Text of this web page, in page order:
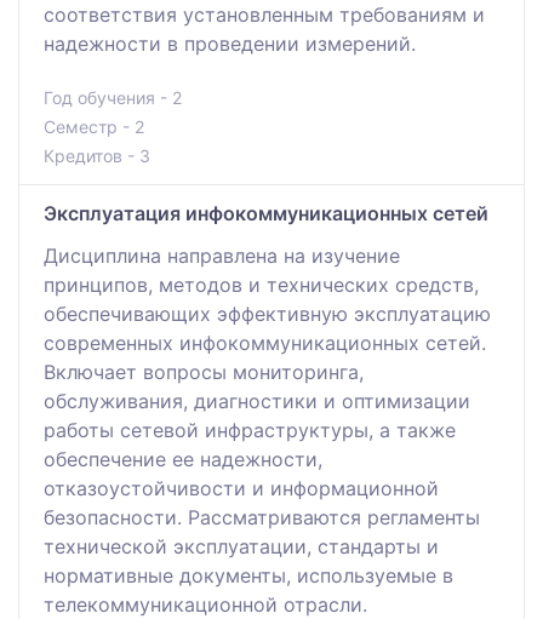
соответствия установленным требованиям и
надежности в проведении измерений.
Год обучения - 2
Семестр - 2
Кредитов - 3
Эксплуатация инфокоммуникационных сетей
Дисциплина направлена на изучение
принципов, методов и технических средств,
обеспечивающих эффективную эксплуатацию
современных инфокоммуникационных сетей.
Включает вопросы мониторинга,
обслуживания, диагностики и оптимизации
работы сетевой инфраструктуры, а также
обеспечение ее надежности,
отказоустойчивости и информационной
безопасности. Рассматриваются регламенты
технической эксплуатации, стандарты и
нормативные документы, используемые в
телекоммуникационной отрасли.